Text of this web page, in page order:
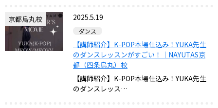
京都烏丸校 2025.5.19
ダンス
【講師紹介】K-POP本場仕込み！YUKA先生
のダンスレッスンがすごい！｜NAYUTAS京
都（四条烏丸）校
【講師紹介】K-POP本場仕込み！YUKA先生
のダンスレッス…